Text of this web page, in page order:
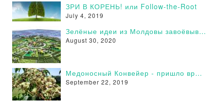
ЗРИ В КОРЕНЬ! или Follow-the-Root
July 4, 2019
Зелёные идеи из Молдовы завоёвывают сторонников в России - Поддержи и Ты!
August 30, 2020
Медоносный Конвейер - пришло время действовать
September 22, 2019